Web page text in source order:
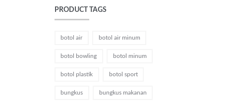
PRODUCT TAGS
botol air botol air minum
botol bowling botol minum
botol plastik botol sport
bungkus bungkus makanan